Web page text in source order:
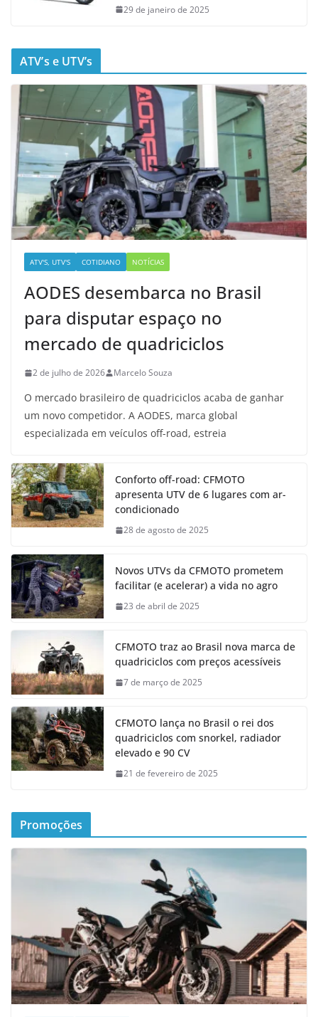
29 de janeiro de 2025
ATV’s e UTV’s
ATV'S, UTV'S COTIDIANO NOTÍCIAS
AODES desembarca no Brasil
para disputar espaço no
mercado de quadriciclos
2 de julho de 2026 Marcelo Souza
O mercado brasileiro de quadriciclos acaba de ganhar
um novo competidor. A AODES, marca global
especializada em veículos off-road, estreia
Conforto off-road: CFMOTO
apresenta UTV de 6 lugares com ar-
condicionado
28 de agosto de 2025
Novos UTVs da CFMOTO prometem
facilitar (e acelerar) a vida no agro
23 de abril de 2025
CFMOTO traz ao Brasil nova marca de
quadriciclos com preços acessíveis
7 de março de 2025
CFMOTO lança no Brasil o rei dos
quadriciclos com snorkel, radiador
elevado e 90 CV
21 de fevereiro de 2025
Promoções